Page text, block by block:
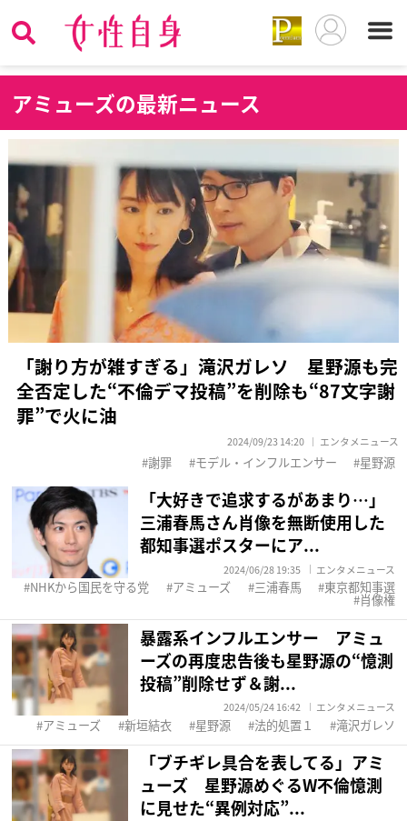
アミューズの最新ニュース
「謝り方が雑すぎる」滝沢ガレソ 星野源も完
全否定した“不倫デマ投稿”を削除も“87文字謝
罪”で火に油
2024/09/23 14:20 エンタメニュース
謝罪 モデル・インフルエンサー 星野源
「大好きで追求するがあまり…」
三浦春馬さん肖像を無断使用した
都知事選ポスターにア...
2024/06/28 19:35 エンタメニュース
NHKから国民を守る党 アミューズ 三浦春馬 東京都知事選
肖像権
暴露系インフルエンサー アミュ
ーズの再度忠告後も星野源の“憶測
投稿”削除せず＆謝...
2024/05/24 16:42 エンタメニュース
アミューズ 新垣結衣 星野源 法的処置１ 滝沢ガレソ
「ブチギレ具合を表してる」アミ
ューズ 星野源めぐるW不倫憶測
に見せた“異例対応”...